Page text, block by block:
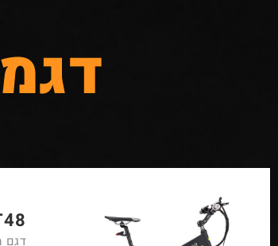
דגם